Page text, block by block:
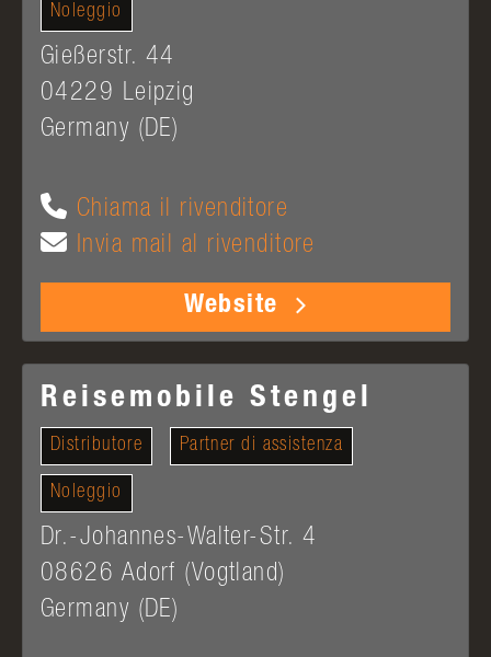
Noleggio
Gießerstr. 44
04229 Leipzig
Germany (DE)
Chiama il rivenditore
Invia mail al rivenditore
Website
Reisemobile Stengel
Distributore Partner di assistenza
Noleggio
Dr.-Johannes-Walter-Str. 4
08626 Adorf (Vogtland)
Germany (DE)